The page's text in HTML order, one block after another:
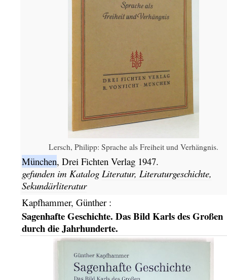
Lersch, Philipp: Sprache als Freiheit und Verhängnis.
München, Drei Fichten Verlag 1947.
gefunden im Katalog Literatur, Literaturgeschichte,
Sekundärliteratur
Kapfhammer, Günther:
Sagenhafte Geschichte. Das Bild Karls des Großen
durch die Jahrhunderte.